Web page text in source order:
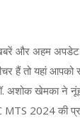
खबरें और अहम
यहां आपको
अशोक खेमका ने
MTS 2024 की